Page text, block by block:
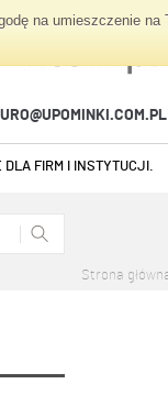
na umieszczenie
DLA FIRM I INSTYTUCJI.
Strona